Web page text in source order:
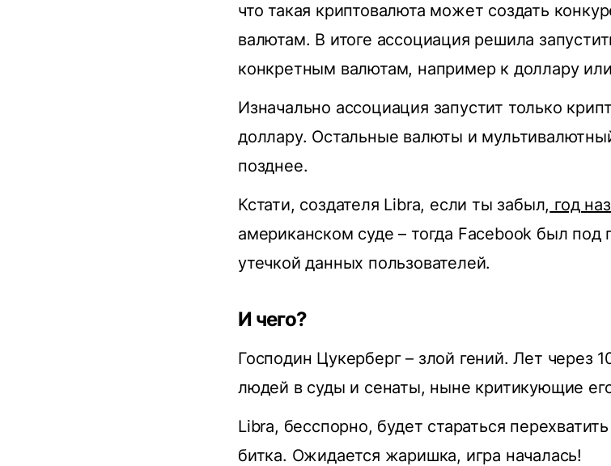
что такая криптовалюта может создать
валютам. В итоге ассоциация решила
конкретным валютам, например к доллару
Изначально ассоциация запустит только
доллару. Остальные валюты и
позднее.
Кстати, создателя Libra, если ты забыл, год
американском суде – тогда Facebook был под
утечкой данных пользователей.
И чего?
Господин Цукерберг – злой гений. Лет через
людей в суды и сенаты, ныне критикующие
Libra, бесспорно, будет стараться
битка. Ожидается жаришка, игра началась!